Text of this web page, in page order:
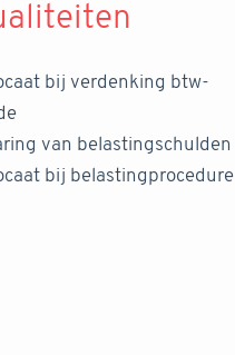
bij verdenking btw-
van belastingschulden
bij belastingprocedure